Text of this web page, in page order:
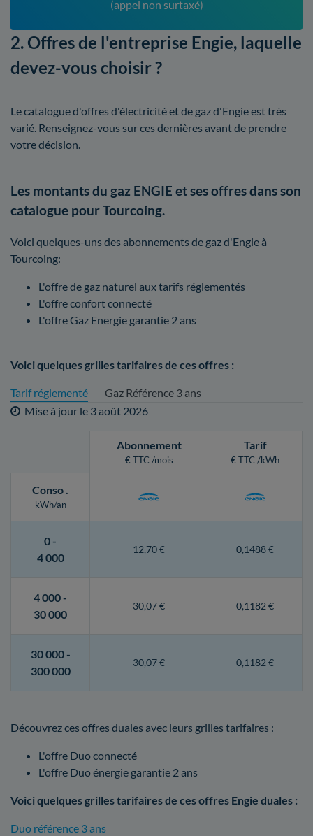
(appel non surtaxé)
2. Offres de l'entreprise Engie, laquelle
devez-vous choisir ?
Le catalogue d'offres d'électricité et de gaz d'Engie est très
varié. Renseignez-vous sur ces dernières avant de prendre
votre décision.
Les montants du gaz ENGIE et ses offres dans son
catalogue pour Tourcoing.
Voici quelques-uns des abonnements de gaz d'Engie à
Tourcoing:
L'offre de gaz naturel aux tarifs réglementés
L'offre confort connecté
L'offre Gaz Energie garantie 2 ans
Voici quelques grilles tarifaires de ces offres :
Tarif réglementé
Gaz Référence 3 ans
Mise à jour le 3 août 2026
Abonnement
€ TTC /mois
Tarif
€ TTC /kWh
Conso.
kWh/an
0 -
4 000
12,70 € 0,1488 €
4 000 -
30 000
30,07 € 0,1182 €
30 000 -
300 000
30,07 € 0,1182 €
Découvrez ces offres duales avec leurs grilles tarifaires :
L'offre Duo connecté
L'offre Duo énergie garantie 2 ans
Voici quelques grilles tarifaires de ces offres Engie duales :
Duo référence 3 ans